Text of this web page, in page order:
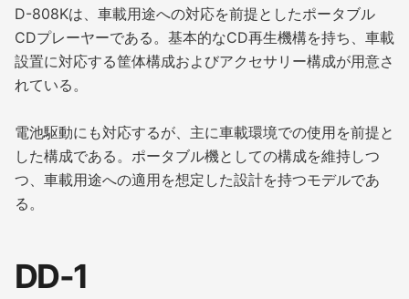
D-808Kは、車載用途への対応を前提としたポータブル
CDプレーヤーである。基本的なCD再生機構を持ち、車載
設置に対応する筐体構成およびアクセサリー構成が用意さ
れている。
電池駆動にも対応するが、主に車載環境での使用を前提と
した構成である。ポータブル機としての構成を維持しつ
つ、車載用途への適用を想定した設計を持つモデルであ
る。
DD-1